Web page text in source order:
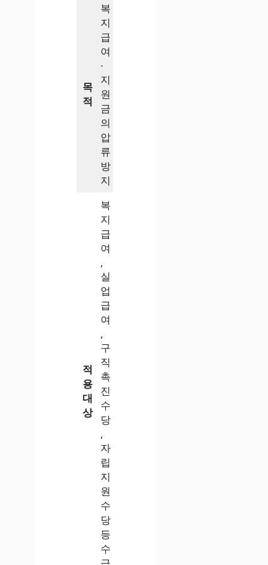
목
적
복
지
급
여
·
지
원
금
의
압
류
방
지
적
용
대
상
복
지
급
여
,
실
업
급
여
,
구
직
촉
진
수
당
,
자
립
지
원
수
당
등
수